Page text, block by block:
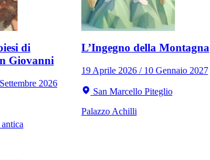
di
Giovanni
2026
L’Ingegno della Montagna
19 Aprile 2026 / 10 Gennaio 2027
San Marcello Piteglio
Palazzo Achilli